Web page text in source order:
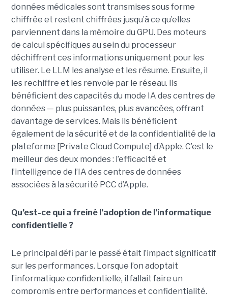
données médicales sont transmises sous forme
chiffrée et restent chiffrées jusqu’à ce qu’elles
parviennent dans la mémoire du GPU. Des moteurs
de calcul spécifiques au sein du processeur
déchiffrent ces informations uniquement pour les
utiliser. Le LLM les analyse et les résume. Ensuite, il
les rechiffre et les renvoie par le réseau.
Ils
bénéficient des capacités du mode IA des centres de
données — plus puissantes, plus avancées, offrant
davantage de services. Mais ils bénéficient
également de la sécurité et de la confidentialité de la
plateforme [Private Cloud Compute] d’Apple. C’est le
meilleur des deux mondes : l’efficacité et
l’intelligence de l’IA des centres de données
associées à la sécurité PCC d’Apple.
Qu’est-ce qui a freiné l’adoption de l’informatique
confidentielle ?
Le principal défi par le passé était l’impact significatif
sur les performances. Lorsque l’on adoptait
l’informatique confidentielle, il fallait faire un
compromis entre performances et confidentialité.